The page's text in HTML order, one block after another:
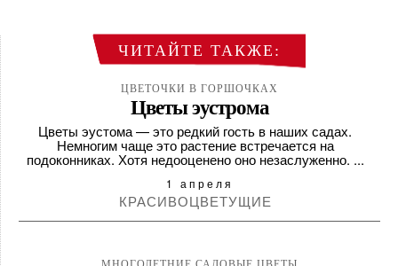
ЦВЕТОЧКИ В ГОРШОЧКАХ
ДОМАШНЯЯ КАЛЛА В
ГОРШКЕ: КАК ПОСАДИТЬ
И ...
11 октября
КАК УХАЖИВАТЬ ЗА
ГИАЦИНТОМ В ГОРШКЕ:
ПОЛ...
26 мая
ЧИТАЙТЕ ТАКЖЕ:
ЦВЕТОЧКИ В ГОРШОЧКАХ
Цветы эустрома
Цветы эустома — это редкий гость в наших садах.
Немногим чаще это растение встречается на
подоконниках. Хотя недооценено оно незаслуженно. ...
1 апреля
КРАСИВОЦВЕТУЩИЕ